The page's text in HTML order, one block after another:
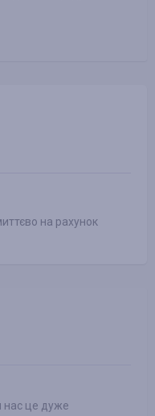
на рахунок
нас це дуже